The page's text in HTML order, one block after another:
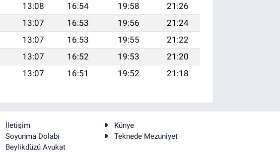
13:08 16:54 19:58
21:26
13:07 16:53 19:56
21:24
13:07 16:53 19:55
21:22
13:07 16:52 19:53
21:20
13:07 16:51 19:52 21:18
İletişim
Künye
Soyunma Dolabı
Teknede Mezuniyet
Beylikdüzü Avukat